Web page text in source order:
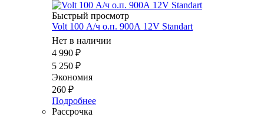
Быстрый просмотр
Volt 100 А/ч о.п. 900А 12V Standart
Нет в наличии
4 990 ₽
5 250 ₽
Экономия
260 ₽
Подробнее
Рассрочка